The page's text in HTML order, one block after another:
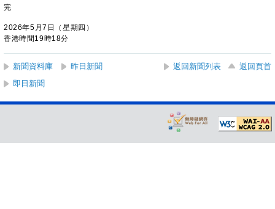
完
2026年5月7日（星期四）
香港時間19時18分
新聞資料庫 昨日新聞 返回新聞列表
返回頁首
即日新聞